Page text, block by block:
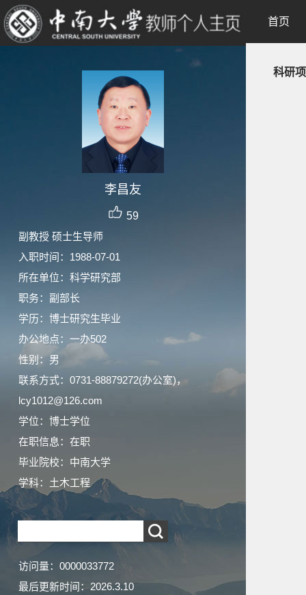
李昌友
59
副教授 硕士生导师
入职时间：1988-07-01
所在单位：科学研究部
职务：副部长
学历：博士研究生毕业
办公地点：一办502
性别：男
联系方式：0731-88879272(办公室)，
lcy1012@126.com
学位：博士学位
在职信息：在职
毕业院校：中南大学
学科：土木工程
访问量： 0000033772
最后更新时间： 2026.3.10
首页
科研